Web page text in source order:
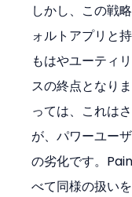
しかし、この戦
ォルトアプリと
もはやユーティ
スの終点となり
っては、これは
が、パワーユー
の劣化です。
べて同様の扱い